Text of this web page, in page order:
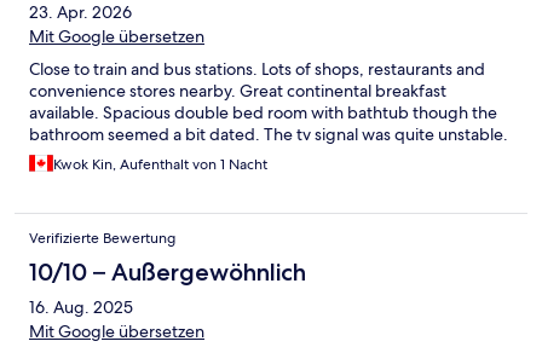
23. Apr. 2026
Mit Google übersetzen
Close to train and bus stations. Lots of shops, restaurants and
convenience stores nearby. Great continental breakfast
available. Spacious double bed room with bathtub though the
bathroom seemed a bit dated. The tv signal was quite unstable.
Kwok Kin, Aufenthalt von 1 Nacht
Verifizierte Bewertung
10/10 – Außergewöhnlich
16. Aug. 2025
Mit Google übersetzen